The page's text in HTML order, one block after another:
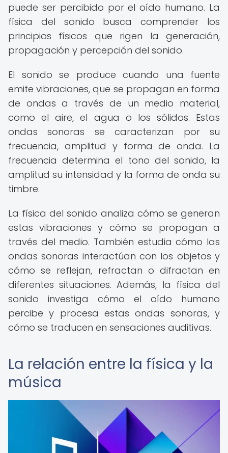
puede ser percibido por el oído humano. La
física del sonido busca comprender los
principios físicos que rigen la generación,
propagación y percepción del sonido.
El sonido se produce cuando una fuente
emite vibraciones, que se propagan en forma
de ondas a través de un medio material,
como el aire, el agua o los sólidos. Estas
ondas sonoras se caracterizan por su
frecuencia, amplitud y forma de onda. La
frecuencia determina el tono del sonido, la
amplitud su intensidad y la forma de onda su
timbre.
La física del sonido analiza cómo se generan
estas vibraciones y cómo se propagan a
través del medio. También estudia cómo las
ondas sonoras interactúan con los objetos y
cómo se reflejan, refractan o difractan en
diferentes situaciones. Además, la física del
sonido investiga cómo el oído humano
percibe y procesa estas ondas sonoras, y
cómo se traducen en sensaciones auditivas.
La relación entre la física y la
música